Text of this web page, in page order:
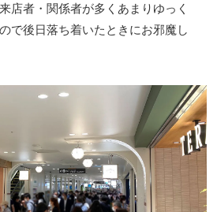
店者・関係者が多くあまりゆっく
で後日落ち着いたときにお邪魔し